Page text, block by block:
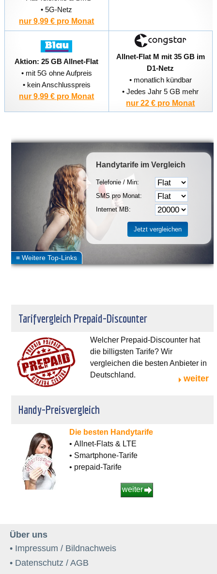
• 5G-Netz
nur 9,99 € pro Monat
Aktion: 25 GB Allnet-Flat
• mit 5G ohne Aufpreis
• kein Anschlusspreis
nur 9,99 € pro Monat
Allnet-Flat M mit 35 GB im
D1-Netz
• monatlich kündbar
• Jedes Jahr 5 GB mehr
nur 22 € pro Monat
Handytarife im Vergleich
Telefonie / Min:
SMS pro Monat:
Internet MB:
Tarifvergleich Prepaid-Discounter
Welcher Prepaid-Discounter hat
die billigsten Tarife? Wir
vergleichen die besten Anbieter in
Deutschland.
weiter
Handy-Preisvergleich
Die besten Handytarife
• Allnet-Flats & LTE
• Smartphone-Tarife
• prepaid-Tarife
weiter
Über uns
• Impressum / Bildnachweis
• Datenschutz / AGB